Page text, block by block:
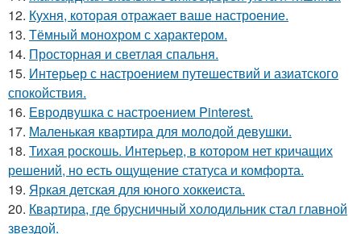
12. Кухня, которая отражает ваше настроение.
13. Тёмный монохром с характером.
14. Просторная и светлая спальня.
15. Интерьер с настроением путешествий и азиатского
спокойствия.
16. Евродвушка с настроением Pinterest.
17. Маленькая квартира для молодой девушки.
18. Тихая роскошь. Интерьер, в котором нет кричащих
решений, но есть ощущение статуса и комфорта.
19. Яркая детская для юного хоккеиста.
20. Квартира, где брусничный холодильник стал главной
звездой.